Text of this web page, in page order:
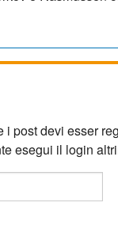
i post devi esser
esegui il login